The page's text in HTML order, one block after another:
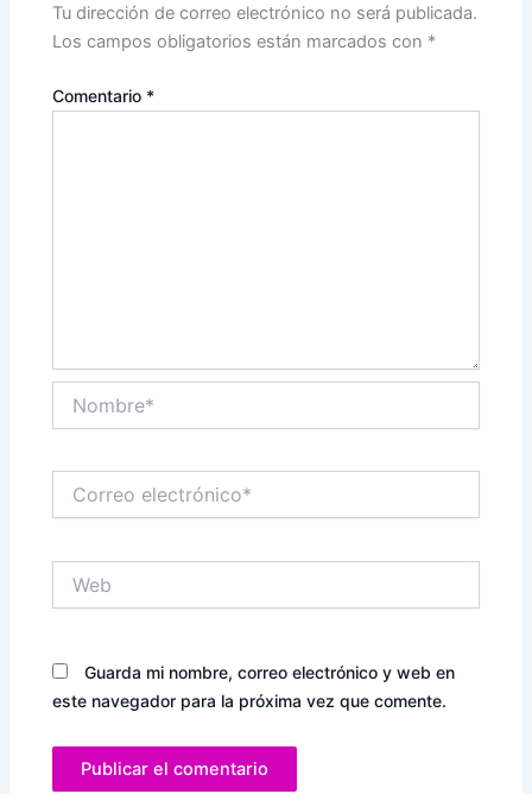
Tu dirección de correo electrónico no será publicada.
Los campos obligatorios están marcados con *
Comentario *
electrónico*
Guarda mi nombre, correo electrónico y web en
este navegador para la próxima vez que comente.